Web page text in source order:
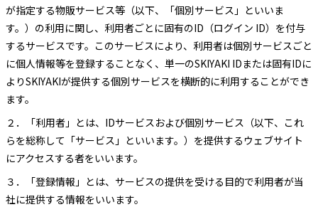
が指定する物販サービス等（以下、「個別サービス」といいま
す。）の利用に関し、利用者ごとに固有のID（ログイン ID）を付与
するサービスです。このサービスにより、利用者は個別サービスごと
に個人情報等を登録することなく、単一のSKIYAKI IDまたは固有IDに
よりSKIYAKIが提供する個別サービスを横断的に利用することができ
ます。
２．
「利用者」とは、IDサービスおよび個別サービス（以下、これ
らを総称して「サービス」といいます。）を提供するウェブサイト
にアクセスする者をいいます。
３．
「登録情報」とは、サービスの提供を受ける目的で利用者が当
社に提供する情報をいいます。